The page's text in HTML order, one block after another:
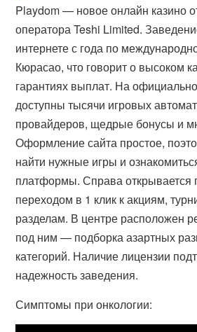
Playdom — новое онлайн казино
оператора Teshi Limited.
интернете с года по
Кюрасао, что говорит о высоком
гарантиях выплат. На
доступны тысячи игровых
провайдеров, щедрые бонусы и
Оформление сайта простое,
найти нужные игры и
платформы. Справа открывается
переходом в 1 клик к акциям,
разделам. В центре расположен
под ним — подборка азартных
категорий. Наличие лицензии
надежность заведения.
Симптомы при онкологии: